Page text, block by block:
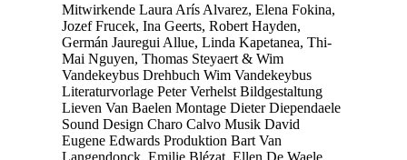
Mitwirkende Laura Arís Alvarez, Elena Fokina,
Jozef Frucek, Ina Geerts, Robert Hayden,
Germán Jauregui Allue, Linda Kapetanea, Thi-
Mai Nguyen, Thomas Steyaert & Wim
Vandekeybus Drehbuch Wim Vandekeybus
Literaturvorlage Peter Verhelst Bildgestaltung
Lieven Van Baelen Montage Dieter Diependaele
Sound Design Charo Calvo Musik David
Eugene Edwards Produktion Bart Van
Langendonck, Emilie Blézat, Ellen De Waele,